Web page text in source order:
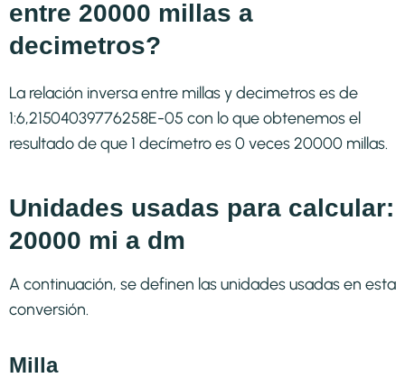
entre 20000 millas a
decimetros?
La relación inversa entre millas y decimetros es de
1:6,21504039776258E-05 con lo que obtenemos el
resultado de que 1 decímetro es 0 veces 20000 millas.
Unidades usadas para calcular:
20000 mi a dm
A continuación, se definen las unidades usadas en esta
conversión.
Milla